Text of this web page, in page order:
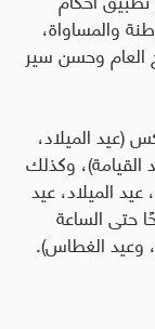
والمساواة،
العام وحسن سير
(عيد الميلاد،
وكذلك
الميلاد، عيد
حتى الساعة
وعيد الغطاس).